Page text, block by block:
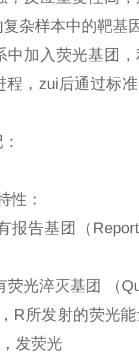
杂样本中的靶基
中加入荧光基团
程， zui后通过标
性：
报告基团（
荧光淬灭基团 （
R所发射的荧光
发荧光